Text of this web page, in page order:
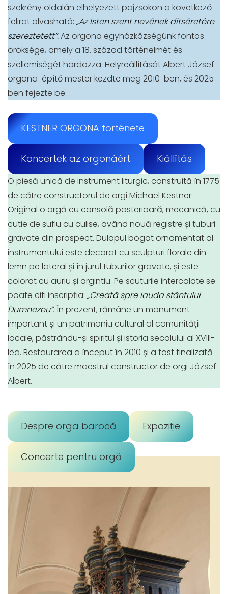
szekrény oldalán elhelyezett pajzsokon a következő
felirat olvasható: „Az Isten szent nevének ditséretére
szereztetett”.Az orgona egyházközségünk fontos
öröksége, amely a 18. század történelmét és
szellemiségét hordozza. Helyreállítását Albert József
orgona-építő mester kezdte meg 2010-ben, és 2025-
ben fejezte be.
KESTNER ORGONA története
Koncertek az orgonáért Kiállítás
O piesă unică de instrument liturgic, construită în 1775
de către constructorul de orgi Michael Kestner.
Original o orgă cu consolă posterioară, mecanică, cu
cutie de suflu cu culise, având nouă registre și tuburi
gravate din prospect. Dulapul bogat ornamentat al
instrumentului este decorat cu sculpturi florale din
lemn pe lateral și în jurul tuburilor gravate, și este
colorat cu auriu și argintiu. Pe scuturile intercalate se
poate citi inscripția: „Creată spre lauda sfântului
Dumnezeu”.În prezent, rămâne un monument
important și un patrimoniu cultural al comunității
locale, păstrându-și spiritul și istoria secolului al XVIII-
lea. Restaurarea a început în 2010 și a fost finalizată
în 2025 de către maestrul constructor de orgi József
Albert.
Despre orga barocă Expoziție
Concerte pentru orgă